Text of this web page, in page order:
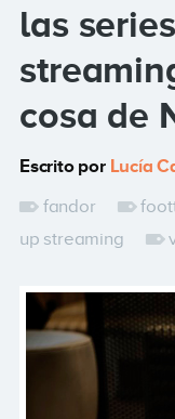
las
cosa de
Escrito por Lucía
fandor
up streaming